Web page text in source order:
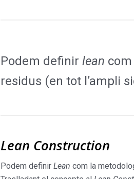
Podem definir lean
residus (en tot l’ampli
Lean Construction
Podem definir Lean com la